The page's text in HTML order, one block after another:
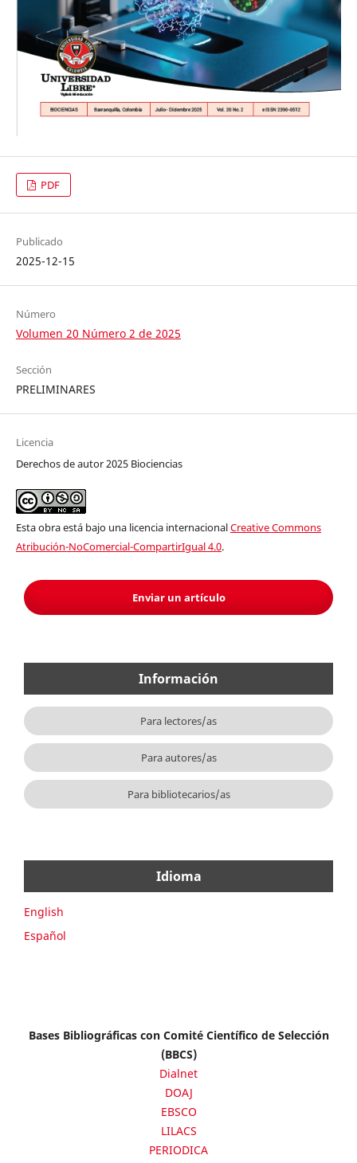
PDF
Publicado
2025-12-15
Número
Volumen 20 Número 2 de 2025
Sección
PRELIMINARES
Licencia
Derechos de autor 2025 Biociencias
Esta obra está bajo una licencia internacionalCreative Commons
Atribución-NoComercial-CompartirIgual 4.0.
Enviar un artículo
Información
Para lectores/as
Para autores/as
Para bibliotecarios/as
Idioma
English
Español
Bases Bibliográficas con Comité Científico de Selección
(BBCS)
Dialnet
DOAJ
EBSCO
LILACS
PERIODICA